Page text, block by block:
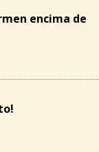
encima de